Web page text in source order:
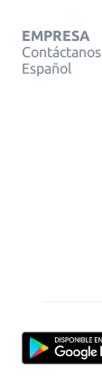
EMPRESA
Contáctanos
Español